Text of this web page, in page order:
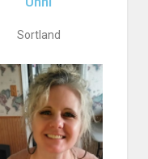
Sortland